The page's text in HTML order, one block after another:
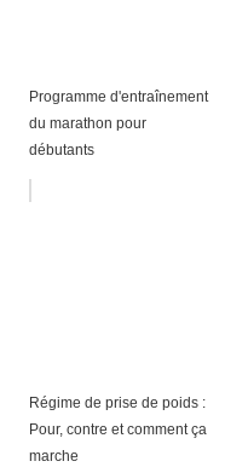
Programme d'entraînement
du marathon pour
débutants
Régime de prise de poids :
Pour, contre et comment ça
marche